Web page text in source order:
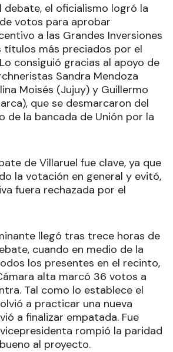
debate, el oficialismo logró la
votos para aprobar
a las Grandes Inversiones
títulos más preciados por el
consiguió gracias al apoyo de
Sandra Mendoza
Moisés (Jujuy) y Guillermo
que se desmarcaron del
de la bancada de Unión por la
de Villaruel fue clave, ya que
la votación en general y evitó,
fuera rechazada por el
llegó tras trece horas de
cuando en medio de la
los presentes en el recinto,
alta marcó 36 votos a
Tal como lo establece el
a practicar una nueva
a finalizar empatada. Fue
rompió la paridad
al proyecto.